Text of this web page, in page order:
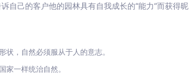
自己的客户他的园林具有自我成长的“能力”而获得昵
，自然必须服从于人的意志。
一样统治自然。